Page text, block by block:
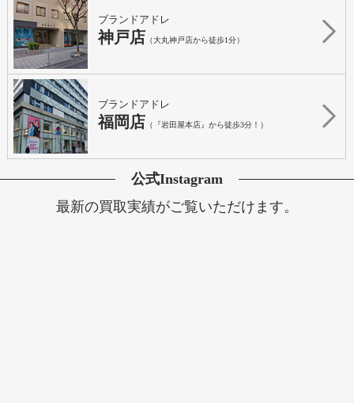
ブランドアドレ
神戸店 （大丸神戸店から徒歩1分）
ブランドアドレ
福岡店 （『岩田屋本店』から徒歩3分！）
公式Instagram
最新の買取実績がご覧いただけます。